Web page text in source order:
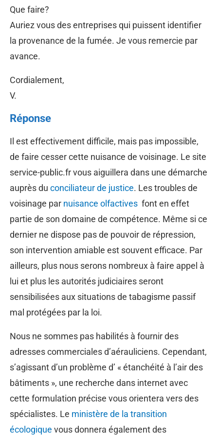
Que faire?
Auriez vous des entreprises qui puissent identifier
la provenance de la fumée. Je vous remercie par
avance.
Cordialement,
V.
Réponse
Il est effectivement difficile, mais pas impossible,
de faire cesser cette nuisance de voisinage. Le site
service-public.fr vous aiguillera dans une démarche
auprès du conciliateur de justice. Les troubles de
voisinage par nuisance olfactives font en effet
partie de son domaine de compétence. Même si ce
dernier ne dispose pas de pouvoir de répression,
son intervention amiable est souvent efficace. Par
ailleurs, plus nous serons nombreux à faire appel à
lui et plus les autorités judiciaires seront
sensibilisées aux situations de tabagisme passif
mal protégées par la loi.
Nous ne sommes pas habilités à fournir des
adresses commerciales d’aérauliciens. Cependant,
s’agissant d’un problème d’ « étanchéité à l’air des
bâtiments », une recherche dans internet avec
cette formulation précise vous orientera vers des
spécialistes. Le ministère de la transition
écologique vous donnera également des